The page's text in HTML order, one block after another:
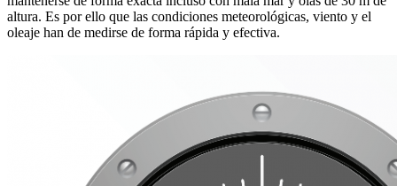
altura. Es por ello que las condiciones meteorológicas, viento y el
oleaje han de medirse de forma rápida y efectiva.